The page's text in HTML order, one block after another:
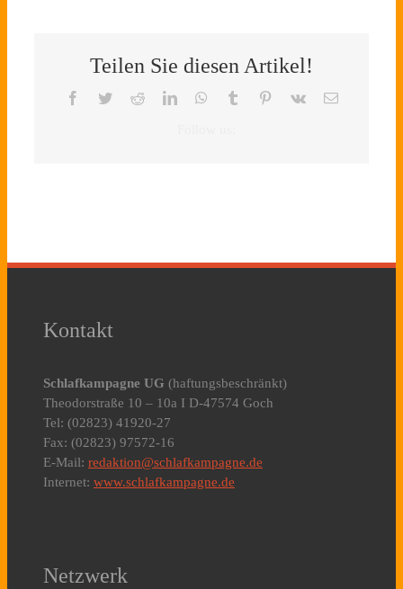
Teilen Sie diesen Artikel!
Facebook
TwitterRedditLinkedInWhatsApp
Tumblr Pinterest
Vk
E-
Kontakt
Schlafkampagne UG (haftungsbeschränkt)
Theodorstraße 10 – 10a I D-47574 Goch
Tel: (02823) 41920-27
Fax: (02823) 97572-16
E-Mail: redaktion@schlafkampagne.de
Internet: www.schlafkampagne.de
Netzwerk